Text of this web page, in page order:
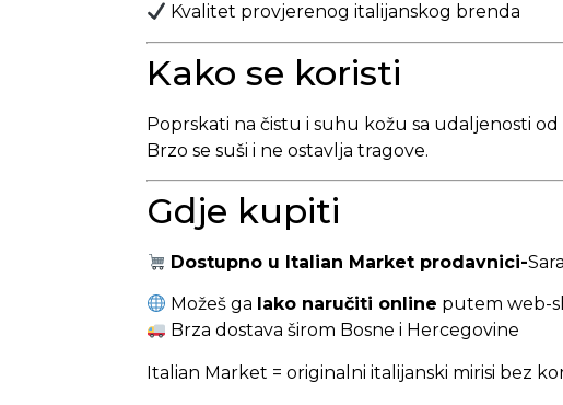
Kvalitet provjerenog italijanskog brenda
Kako se koristi
Poprskati na čistu i suhu kožu sa udaljenosti od
Brzo se suši i ne ostavlja tragove.
Gdje kupiti
Dostupno u Italian Market prodavnici-
Možeš ga lako naručiti online putem web-
Brza dostava širom Bosne i Hercegovine
Italian Market = originalni italijanski mirisi bez